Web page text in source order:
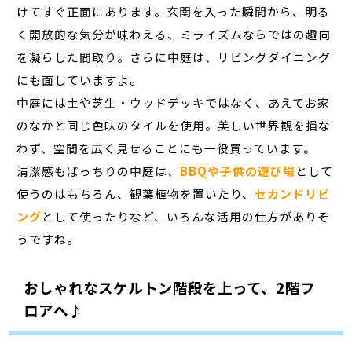
けてすぐ正面にあります。玄関を入った瞬間から、明る
く開放的な気分が味わえる、ミライズムならではの趣向
を凝らした間取り。さらに中庭は、リビングダイニング
にも面していますよ。
中庭には土や芝生・ウッドデッキではなく、あえてお家
のなかと同じ色味のタイルを使用。美しい世界観を損な
わず、空間を広く見せることにも一役買っています。
清潔感もばっちりの中庭は、 BBQや子供の遊び場として
使うのはもちろん、観葉植物を置いたり、セカンドリビ
ングとして使ったりなど、いろんな活用の仕方がありそ
うですね。
おしゃれなスケルトン階段を上って、2階フ
ロアへ♪